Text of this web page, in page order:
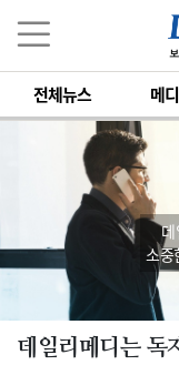
전체뉴스 메
데
소중
데일리메디는 독